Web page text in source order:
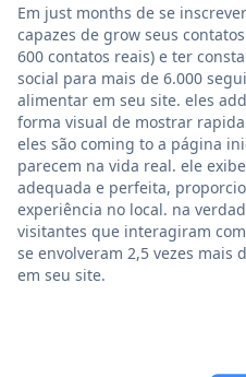
Em just months de se
capazes de grow seus
600 contatos reais) e ter
social para mais de 6.000
alimentar em seu site. eles
forma visual de mostrar
eles são coming to a página
parecem na vida real. ele
adequada e perfeita,
experiência no local. na
visitantes que interagiram
se envolveram 2,5 vezes mais
em seu site.